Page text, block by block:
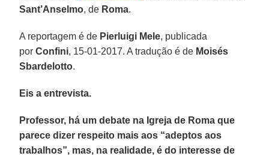
Sant’Anselmo, de Roma.
A reportagem é de Pierluigi Mele, publicada
porConfini, 15-01-2017. A tradução é de Moisés
Sbardelotto.
Eis a entrevista.
Professor, há um debate na Igreja de Roma que
parece dizer respeito mais aos “adeptos aos
trabalhos”, mas, na realidade, é do interesse de